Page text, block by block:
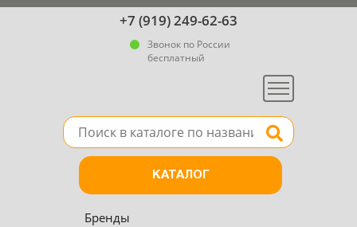
+7 (919) 249-62-63
Звонок по России
бесплатный
Меню
Поле для поиска товара в каталоге Найти
КАТАЛОГ
Бренды